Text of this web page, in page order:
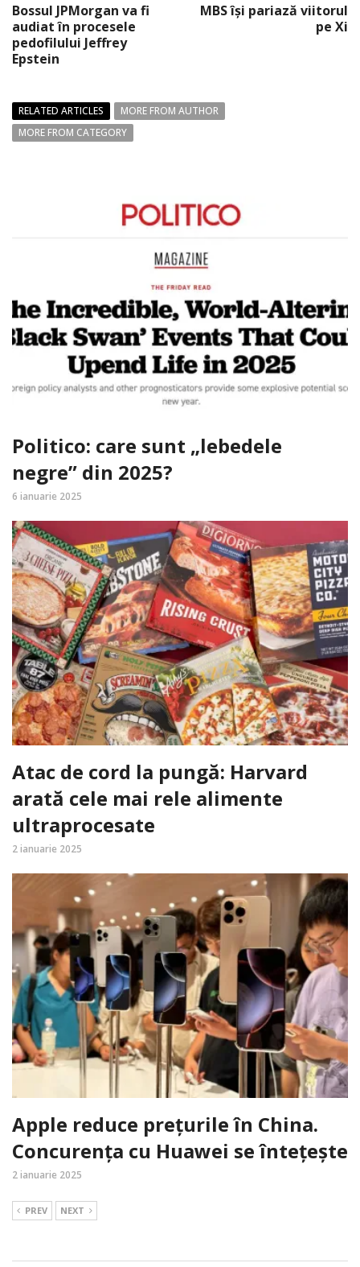
Bossul JPMorgan va fi
audiat în procesele
pedofilului Jeffrey
Epstein
MBS își pariază viitorul
pe Xi
RELATED ARTICLES
MORE FROM AUTHOR
MORE FROM CATEGORY
Politico: care sunt „lebedele
negre” din 2025?
6 ianuarie 2025
Atac de cord la pungă: Harvard
arată cele mai rele alimente
ultraprocesate
2 ianuarie 2025
Apple reduce prețurile în China.
Concurența cu Huawei se întețește
2 ianuarie 2025
PREV NEXT